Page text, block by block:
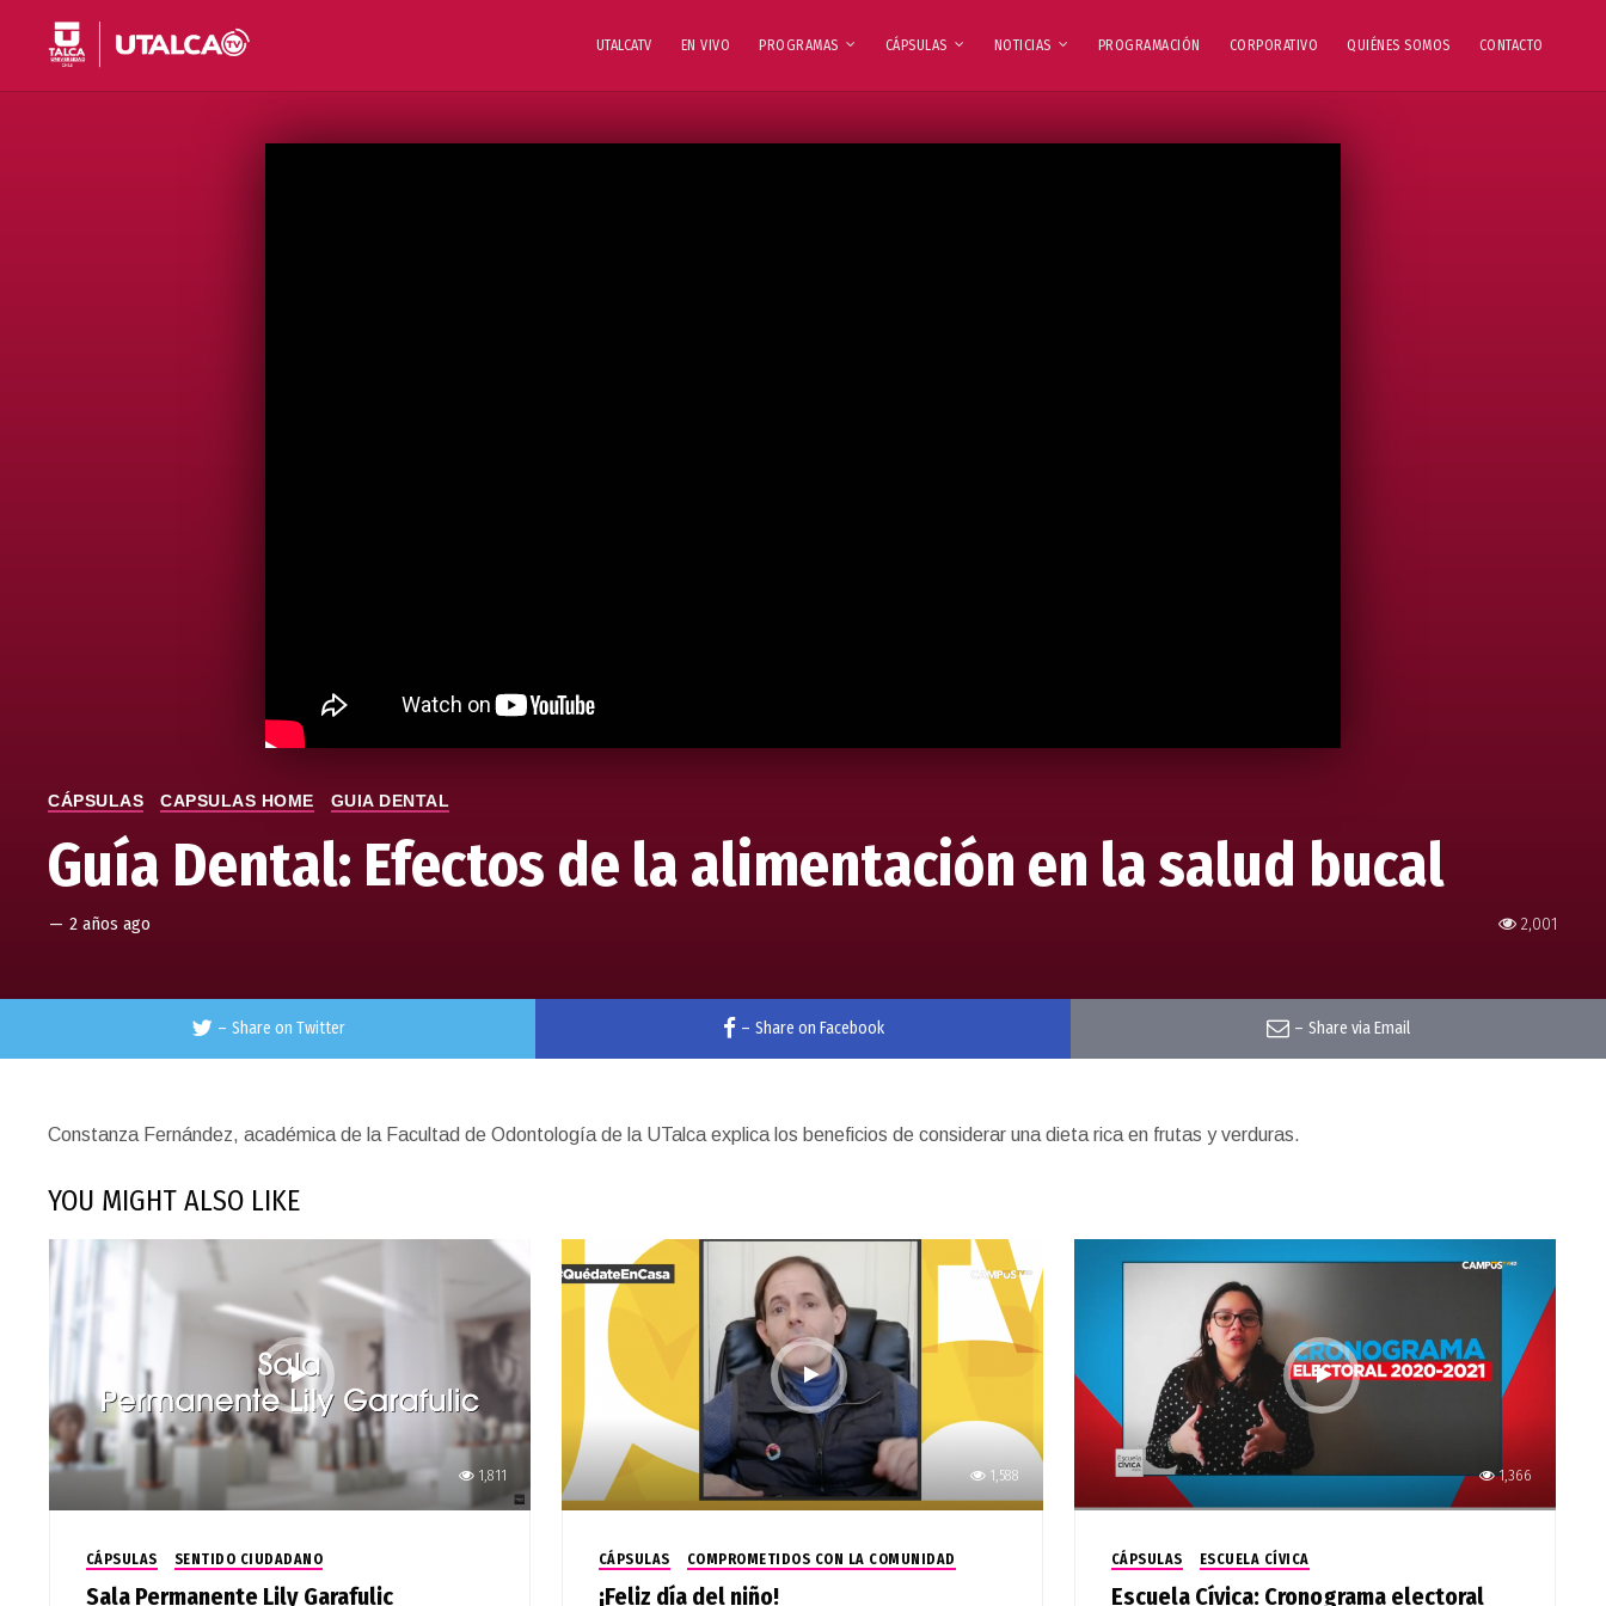
UTALCATV EN VIVO PROGRAMAS CÁPSULAS NOTICIAS PROGRAMACIÓN CORPORATIVO QUIÉNES SOMOS CONTACTO
2,001
CÁPSULAS CAPSULAS HOME GUIA DENTAL
Guía Dental: Efectos de la alimentación en la salud bucal
— 2 años ago
– Share on Twitter – Share on Facebook – Share via Email
Constanza Fernández, académica de la Facultad de Odontología de la UTalca explica los beneficios de considerar una dieta rica en frutas y verduras.
YOU MIGHT ALSO LIKE
1,811
CÁPSULAS SENTIDO CIUDADANO
Sala Permanente Lily Garafulic
1,588
CÁPSULAS COMPROMETIDOS CON LA COMUNIDAD
¡Feliz día del niño!
1,366
CÁPSULAS ESCUELA CÍVICA
Escuela Cívica: Cronograma electoral